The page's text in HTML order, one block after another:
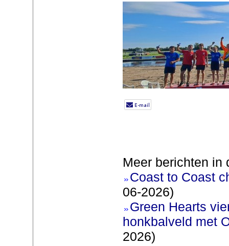
Meer berichten in
Coast to Coast
06-2026)
Green Hearts
honkbalveld met
2026)